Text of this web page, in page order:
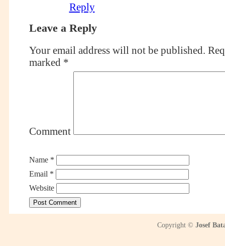
Reply
Leave a Reply
Your email address will not be published.
marked *
Comment
Name *
Email *
Website
Copyright © Josef